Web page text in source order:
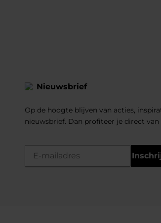
Nieuwsbrief
Op de hoogte blijven van acties,
nieuwsbrief. Dan profiteer je direct van